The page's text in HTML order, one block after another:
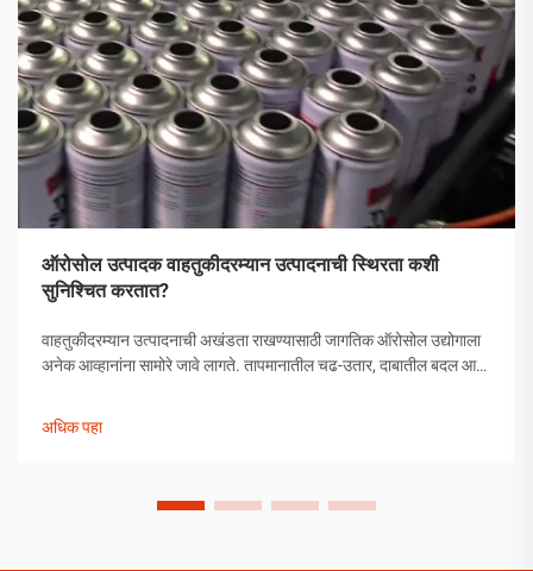
ऑरोसोल उत्पादक वाहतुकीदरम्यान उत्पादनाची स्थिरता कशी
सुनिश्चित करतात?
वाहतुकीदरम्यान उत्पादनाची अखंडता राखण्यासाठी जागतिक ऑरोसोल उद्योगाला
अनेक आव्हानांना सामोरे जावे लागते. तापमानातील चढ-उतार, दाबातील बदल आणि
उपाययोजना राबविल्या पाहिजेत.
अधिक पहा